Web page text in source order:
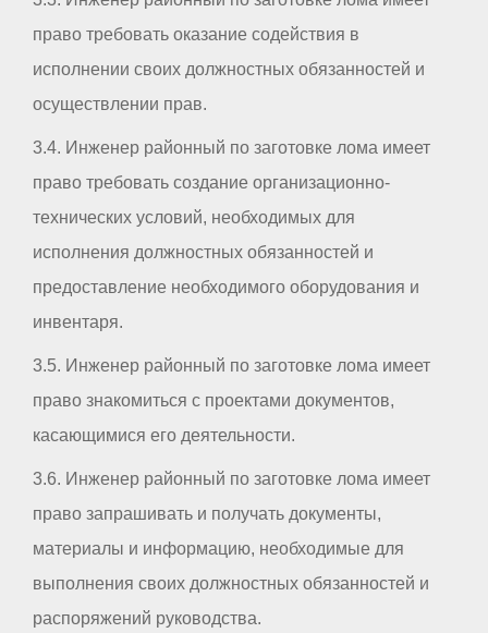
право требовать оказание содействия в
исполнении своих должностных обязанностей и
осуществлении прав.
3.4. Инженер районный по заготовке лома имеет
право требовать создание организационно-
технических условий, необходимых для
исполнения должностных обязанностей и
предоставление необходимого оборудования и
инвентаря.
3.5. Инженер районный по заготовке лома имеет
право знакомиться с проектами документов,
касающимися его деятельности.
3.6. Инженер районный по заготовке лома имеет
право запрашивать и получать документы,
материалы и информацию, необходимые для
выполнения своих должностных обязанностей и
распоряжений руководства.